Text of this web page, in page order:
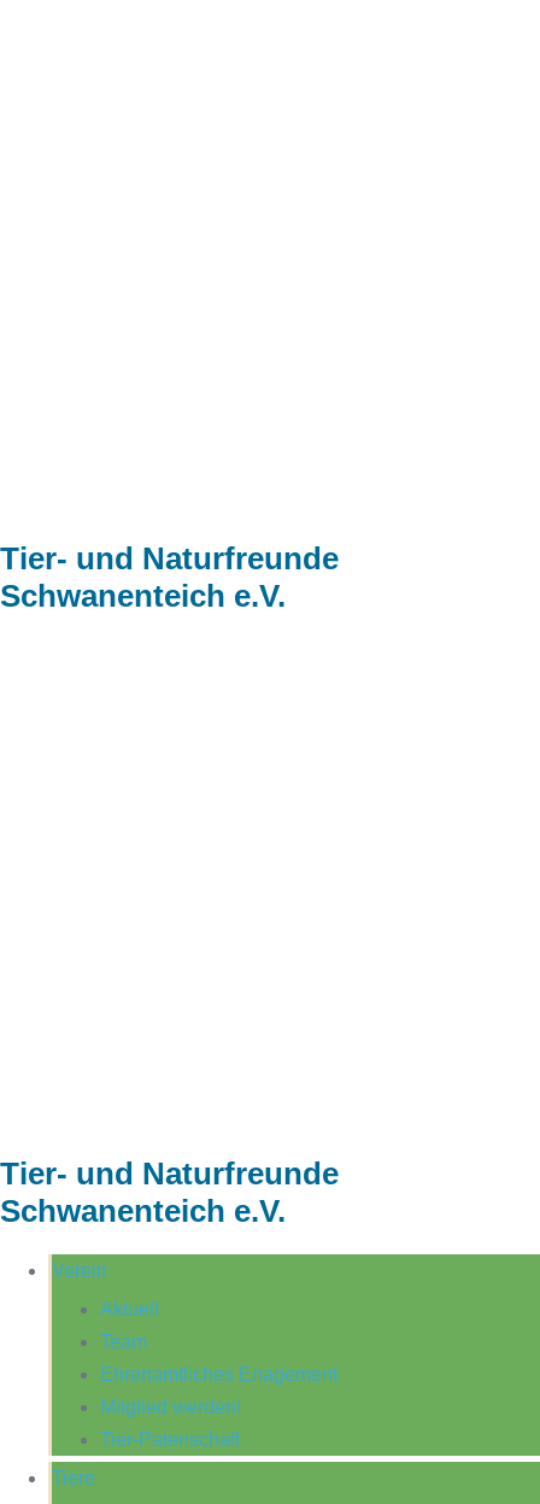
Tier- und Naturfreunde
Schwanenteich e.V.
Tier- und Naturfreunde
Schwanenteich e.V.
Verein
Aktuell
Team
Ehrenamtliches Enagement
Mitglied werden!
Tier-Patenschaft
Tiere